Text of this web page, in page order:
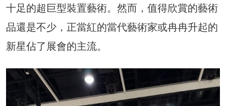
十足的超巨型裝置藝術。然而，值得欣賞的藝術
品還是不少，正當紅的當代藝術家或冉冉升起的
新星佔了展會的主流。